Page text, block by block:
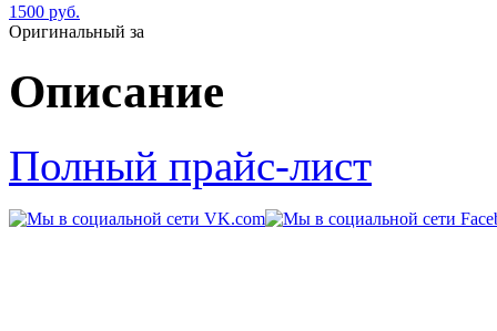
1500 руб.
Оригинальный за
Описание
Полный прайс-лист